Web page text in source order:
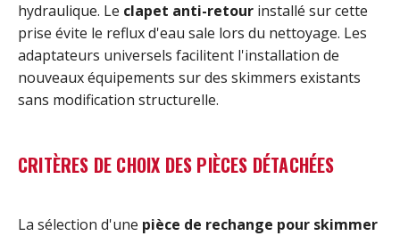
hydraulique. Le clapet anti-retour installé sur cette
prise évite le reflux d'eau sale lors du nettoyage. Les
adaptateurs universels facilitent l'installation de
nouveaux équipements sur des skimmers existants
sans modification structurelle.
CRITÈRES DE CHOIX DES PIÈCES DÉTACHÉES
La sélection d'une pièce de rechange pour skimmer